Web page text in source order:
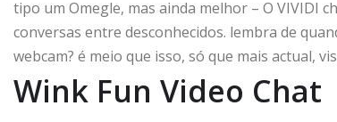
tipo um Omegle, mas ainda melhor – O VIVIDI
conversas entre desconhecidos. lembra de
webcam? é meio que isso, só que mais actual,
Wink Fun Video Chat